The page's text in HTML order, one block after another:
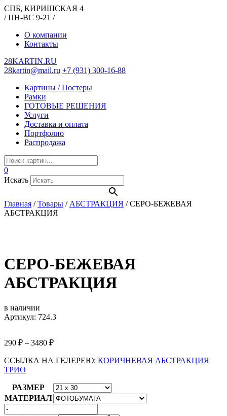
СПБ, КИРИШСКАЯ 4
/ ПН-ВС 9-21 /
О компании
Контакты
28KARTIN.RU
28kartin@mail.ru +7 (931) 300-16-88
Картины / Постеры
Рамки
ГОТОВЫЕ РЕШЕНИЯ
Услуги
Доставка и оплата
Портфолио
Распродажа
0
Искать
Главная /Товары / АБСТРАКЦИЯ /СЕРО-БЕЖЕВАЯ
АБСТРАКЦИЯ
СЕРО-БЕЖЕВАЯ
АБСТРАКЦИЯ
в наличии
Артикул: 724.3
290 ₽ – 3480 ₽
ССЫЛКА НА ГЕЛЕРЕЮ: КОРИЧНЕВАЯ АБСТРАКЦИЯ
ТРИО
РАЗМЕР
МАТЕРИАЛ